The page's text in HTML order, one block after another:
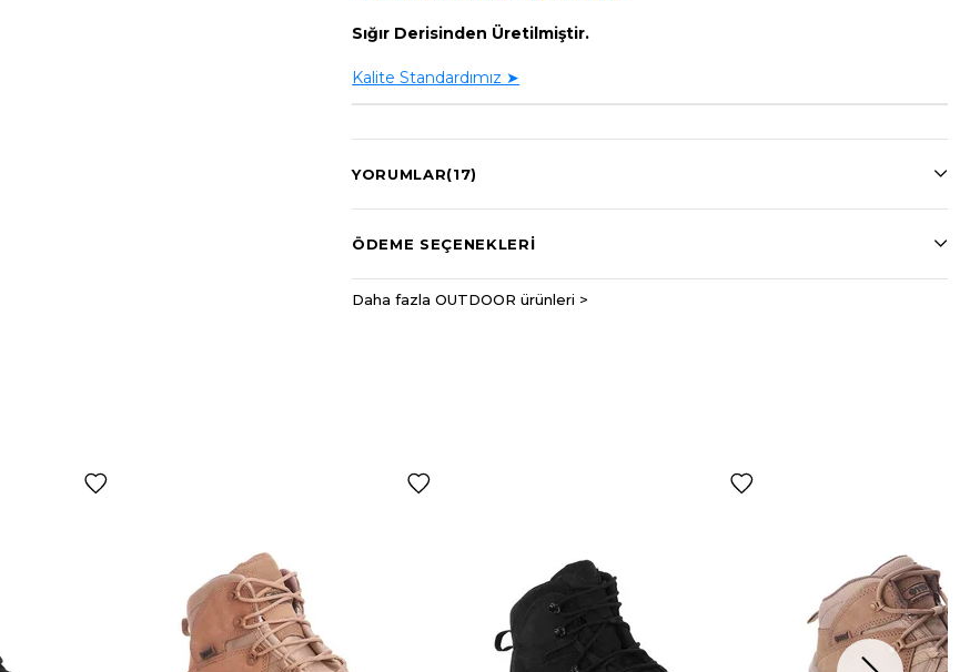
Sığır Derisinden Üretilmiştir.
Kalite Standardımız ➤
YORUMLAR(17)
ÖDEME SEÇENEKLERI
Daha fazla OUTDOOR ürünleri >